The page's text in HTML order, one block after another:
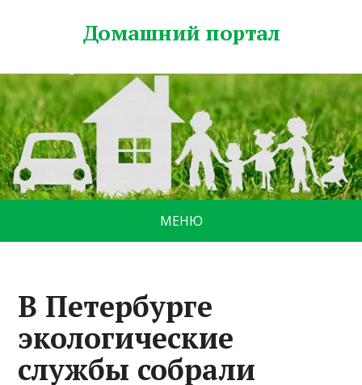
Домашний портал
МЕНЮ
В Петербурге
экологические
службы собрали